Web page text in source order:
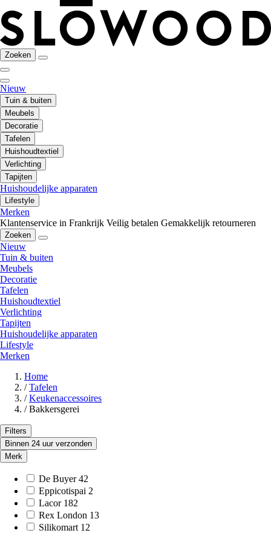
Zoeken
Nieuw
Tuin & buiten
Meubels
Decoratie
Tafelen
Huishoudtextiel
Verlichting
Tapijten
Huishoudelijke apparaten
Lifestyle
Merken
Klantenservice in Frankrijk Veilig betalen Gemakkelijk retourneren
Zoeken
Nieuw
Tuin & buiten
Meubels
Decoratie
Tafelen
Huishoudtextiel
Verlichting
Tapijten
Huishoudelijke apparaten
Lifestyle
Merken
Home
/ Tafelen
/ Keukenaccessoires
/ Bakkersgerei
Filters
Binnen 24 uur verzonden
Merk
De Buyer 42
Eppicotispai 2
Lacor 182
Rex London 13
Silikomart 12